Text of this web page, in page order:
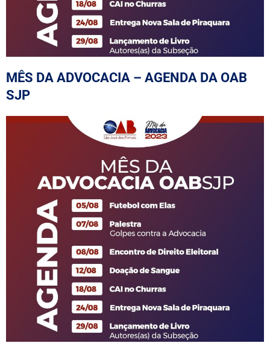
MÊS DA ADVOCACIA – AGENDA DA OAB
SJP